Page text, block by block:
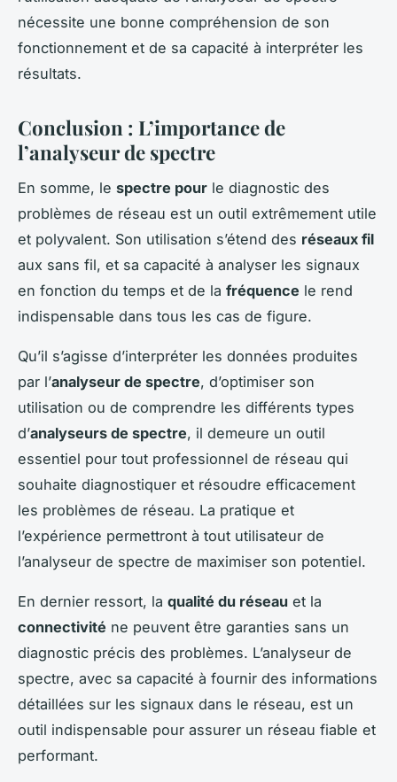
nécessite une bonne compréhension de son
fonctionnement et de sa capacité à interpréter les
résultats.
Conclusion : L’importance de
l’analyseur de spectre
En somme, le spectre pour le diagnostic des
problèmes de réseau est un outil extrêmement utile
et polyvalent. Son utilisation s’étend des réseaux fil
aux sans fil, et sa capacité à analyser les signaux
en fonction du temps et de la fréquence le rend
indispensable dans tous les cas de figure.
Qu’il s’agisse d’interpréter les données produites
par l’analyseur de spectre, d’optimiser son
utilisation ou de comprendre les différents types
d’analyseurs de spectre, il demeure un outil
essentiel pour tout professionnel de réseau qui
souhaite diagnostiquer et résoudre efficacement
les problèmes de réseau. La pratique et
l’expérience permettront à tout utilisateur de
l’analyseur de spectre de maximiser son potentiel.
En dernier ressort, la qualité du réseau et la
connectivité ne peuvent être garanties sans un
diagnostic précis des problèmes. L’analyseur de
spectre, avec sa capacité à fournir des informations
détaillées sur les signaux dans le réseau, est un
outil indispensable pour assurer un réseau fiable et
performant.